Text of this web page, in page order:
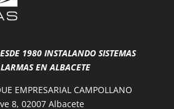
1980 INSTALANDO SISTEMAS
EN ALBACETE
EMPRESARIAL CAMPOLLANO
8, 02007 Albacete